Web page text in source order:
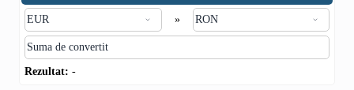
»
Rezultat: -